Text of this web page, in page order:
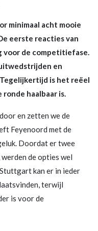
minimaal acht mooie
eerste reacties van
voor de competitiefase.
en
is het reëel
haalbaar is.
en zetten we de
Feyenoord met de
Doordat er twee
de opties wel
kan er in ieder
terwijl
is voor de